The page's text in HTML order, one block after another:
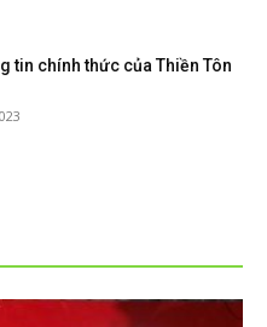
tin chính thức của Thiền Tôn